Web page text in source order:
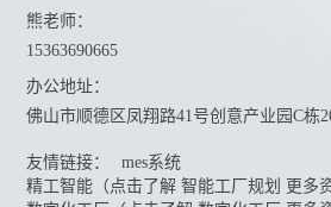
熊老师：
15363690665
办公地址：
佛山市顺德区凤翔路41号创意产业园C栋
友情链接：
mes系统
精工智能（点击了解 智能工厂规划 更多